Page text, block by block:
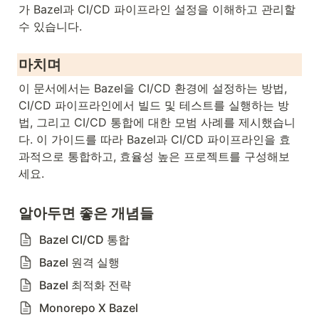
가 Bazel과 CI/CD 파이프라인 설정을 이해하고 관리할
수 있습니다.
마치며
이 문서에서는 Bazel을 CI/CD 환경에 설정하는 방법,
CI/CD 파이프라인에서 빌드 및 테스트를 실행하는 방
법, 그리고 CI/CD 통합에 대한 모범 사례를 제시했습니
다. 이 가이드를 따라 Bazel과 CI/CD 파이프라인을 효
과적으로 통합하고, 효율성 높은 프로젝트를 구성해보
세요.
알아두면 좋은 개념들
Bazel CI/CD 통합
Bazel 원격 실행
Bazel 최적화 전략
Monorepo X Bazel